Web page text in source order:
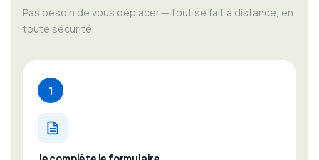
Pas besoin de vous déplacer — tout se fait à distance, en
toute sécurité.
1